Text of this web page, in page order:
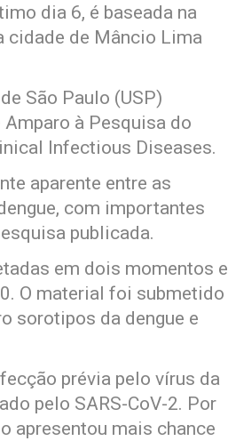
dia 6, é baseada na
cidade de Mâncio Lima
São Paulo (USP)
à Pesquisa do
Infectious Diseases.
aparente entre as
com importantes
publicada.
em dois momentos e
O material foi submetido
sorotipos da dengue e
prévia pelo vírus da
pelo SARS-CoV-2. Por
apresentou mais chance